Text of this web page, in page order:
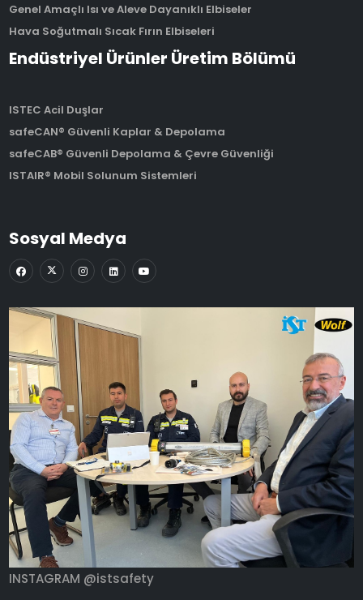
Genel Amaçlı Isı ve Aleve Dayanıklı Elbiseler
Hava Soğutmalı Sıcak Fırın Elbiseleri
Endüstriyel Ürünler Üretim Bölümü
ISTEC Acil Duşlar
safeCAN® Güvenli Kaplar & Depolama
safeCAB® Güvenli Depolama & Çevre Güvenliği
ISTAIR® Mobil Solunum Sistemleri
Sosyal Medya
INSTAGRAM @istsafety